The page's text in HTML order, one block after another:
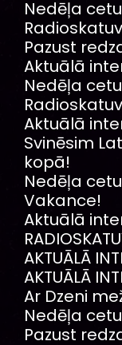
Nedēļa
Pazust
Aktuālā
Nedēļa
Aktuālā
Svinēsim
kopā!
Nedēļa
Vakance!
Aktuālā
AKTUĀLĀ
AKTUĀLĀ
Ar Dzeni
Nedēļa
Pazust